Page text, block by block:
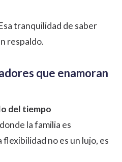
tranquilidad de saber
respaldo.
que enamoran
del tiempo
la familia es
no es un lujo, es